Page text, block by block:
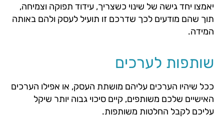
יאמצו יחד גישה של שינוי כשצריך, עידוד תפוקה וצמיחה,
תוך שהם מודעים לכך שדרכם זו תועיל לעסק ולהם באותה
המידה.
שותפות לערכים
ככל שיהיו הערכים עליהם מושתת העסק, או אפילו הערכים
האישיים שלכם משותפים, קיים סיכוי גבוה יותר שיקל
עליכם לקבל החלטות משותפות.